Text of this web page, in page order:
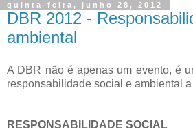
quinta-feira, junho 28, 2012
DBR 2012 -
ambiental
A DBR não é apenas um evento, é
responsabilidade social e ambiental
RESPONSABILIDADE SOCIAL